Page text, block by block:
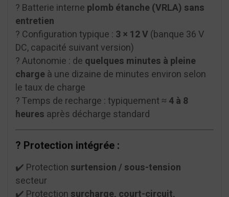
? Batterie interne plomb étanche (VRLA) sans
entretien
? Configuration typique : 3 × 12 V(banque 36 V
DC, capacité suivant version)
? Autonomie : de quelques minutes à pleine
chargeà une dizaine de minutes environ selon
le taux de charge
? Temps de recharge : typiquement≈ 4 à 8
heures après décharge standard
?️ Protection intégrée :
✔️ Protection surtension / sous-tension
secteur
✔️ Protection surcharge, court-circuit,